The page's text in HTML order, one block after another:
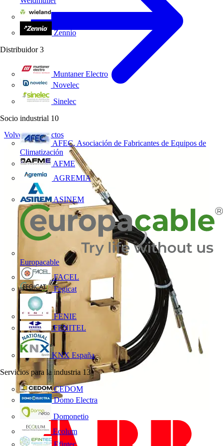
Zennio
Distribuidor 3
Muntaner Electro
Novelec
Sinelec
Socio industrial 10
AFEC, Asociación de Fabricantes de Equipos de
Climatización
AFME
AGREMIA
ASINEM
Europacable
FACEL
Fegicat
FENIE
FENITEL
KNX España
Servicios para la industria 13
CEDOM
Domo Electra
Domonetio
Ecolum
Efintec
Volver a Productos